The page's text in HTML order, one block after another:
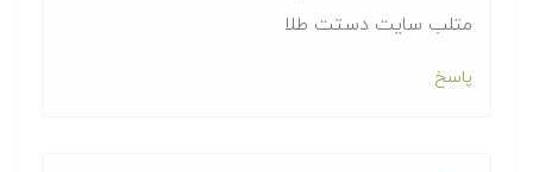
متلب سایت دستت طلا
پاسخ